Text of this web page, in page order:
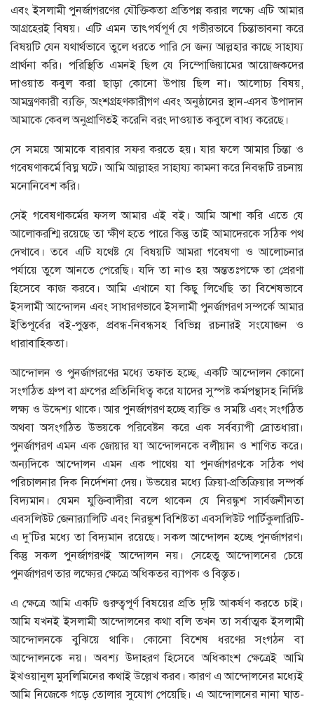
এবং ইসলামী পুনর্জাগরণের যৌক্তিকতা প্রতিপন্ন করার লক্ষ্যে এটি আমার
আগ্রহেরই বিষয়। এটি এমন তাৎপর্যপূর্ণ যে গভীরভাবে চিন্তাভাবনা করে
বিষয়টি যেন যথার্থভাবে তুলে ধরতে পারি সে জন্য আল্লহার কাছে সাহায্য
প্রার্থনা করি। পরিস্থিতি এমনই ছিল যে সিম্পোজিয়ামের আয়োজকদের
দাওয়াত কবুল করা ছাড়া কোনো উপায় ছিল না। আলোচ্য বিষয়,
আমন্ত্রণকারী ব্যক্তি, অংশগ্রহণকারীগণ এবং অনুষ্ঠানের স্থান-এসব উপাদান
আমাকে কেবল অনুপ্রাণিতই করেনি বরং দাওয়াত কবুলে বাধ্য করেছে।
সে সময়ে আমাকে বারবার সফর করতে হয়। যার ফলে আমার চিন্তা ও
গবেষণাকর্মে বিঘ্ন ঘটে। আমি আল্লাহর সাহায্য কামনা করে নিবন্ধটি রচনায়
মনোনিবেশ করি।
সেই গবেষণাকর্মের ফসল আমার এই বই। আমি আশা করি এতে যে
আলোকরশ্মি রয়েছে তা ক্ষীণ হতে পারে কিন্তু তাই আমাদেরকে সঠিক পথ
দেখাবে। তবে এটি যথেষ্ট যে বিষয়টি আমরা গবেষণা ও আলোচনার
পর্যায়ে তুলে আনতে পেরেছি। যদি তা নাও হয় অন্ততঃপক্ষে তা প্রেরণা
হিসেবে কাজ করবে। আমি এখানে যা কিছু লিখেছি তা বিশেষভাবে
ইসলামী আন্দোলন এবং সাধারণভাবে ইসলামী পুনর্জাগরণ সম্পর্কে আমার
ইতিপূর্বের বই-পুস্তক, প্রবন্ধ-নিবন্ধসহ বিভিন্ন রচনারই সংযোজন ও
ধারাবাহিকতা।
আন্দোলন ও পুনর্জাগরণের মধ্যে তফাত হচ্ছে, একটি আন্দোলন কোনো
সংগঠিত গ্রুপ বা গ্রুপের প্রতিনিধিত্ব করে যাদের সুস্পষ্ট কর্মপন্থাসহ নির্দিষ্ট
লক্ষ্য ও উদ্দেশ্য থাকে। আর পুনর্জাগরণ হচ্ছে ব্যক্তি ও সমষ্টি এবং সংগঠিত
অথবা অসংগঠিত উভয়কে পরিবেষ্টন করে এক সর্বব্যাপী স্রোতধারা।
পুনর্জাগরণ এমন এক জোয়ার যা আন্দোলনকে বলীয়ান ও শাণিত করে।
অন্যদিকে আন্দোলন এমন এক পাথেয় যা পুনর্জাগরণকে সঠিক পথ
পরিচালনার দিক নির্দেশনা দেয়। উভয়ের মধ্যে ক্রিয়া-প্রতিক্রিয়ার সম্পর্ক
বিদ্যমান। যেমন যুক্তিবাদীরা বলে থাকেন যে নিরঙ্কুশ সার্বজনীনতা
এবসলিউট জেনার‌্যালিটি এবং নিরঙ্কুশ বিশিষ্টতা এবসলিউট পার্টিকুলারিটি-
এ দু’টির মধ্যে তা বিদ্যমান রয়েছে। সকল আন্দোলন হচ্ছে পুনর্জাগরণ।
কিন্তু সকল পুনর্জাগরণই আন্দোলন নয়। সেহেতু আন্দোলনের চেয়ে
পুনর্জাগরণ তার লক্ষ্যের ক্ষেত্রে অধিকতর ব্যাপক ও বিস্তৃত।
এ ক্ষেত্রে আমি একটি গুরুত্বপূর্ণ বিষয়ের প্রতি দৃষ্টি আকর্ষণ করতে চাই।
আমি যখনই ইসলামী আন্দোলনের কথা বলি তখন তা সর্বাত্মক ইসলামী
আন্দোলনকে বুঝিয়ে থাকি। কোনো বিশেষ ধরণের সংগঠন বা
আন্দোলনকে নয়। অবশ্য উদাহরণ হিসেবে অধিকাংশ ক্ষেত্রেই আমি
ইখওয়ানুল মুসলিমিনের কথাই উল্লেখ করব। কারণ এ আন্দোলনের মধ্যেই
আমি নিজেকে গড়ে তোলার সুযোগ পেয়েছি। এ আন্দোলনের নানা ঘাত-